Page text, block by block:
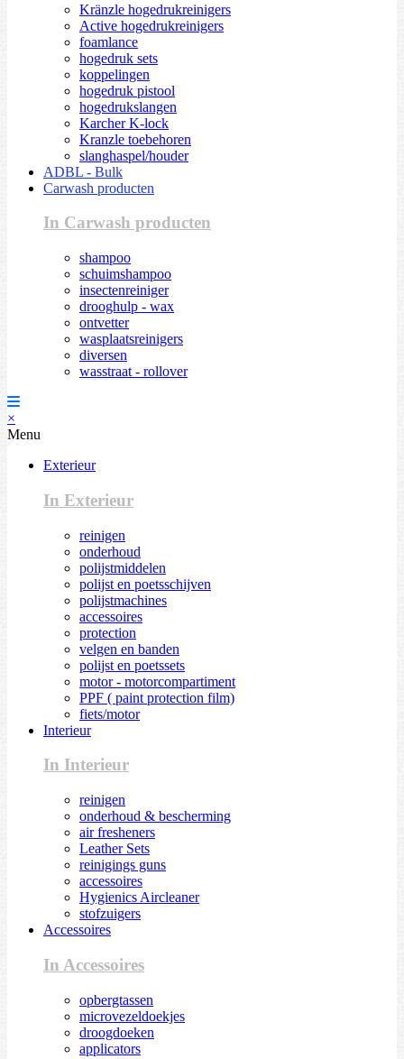
Kränzle hogedrukreinigers
Active hogedrukreinigers
foamlance
hogedruk sets
koppelingen
hogedruk pistool
hogedrukslangen
Karcher K-lock
Kranzle toebehoren
slanghaspel/houder
ADBL - Bulk
Carwash producten
In Carwash producten
shampoo
schuimshampoo
insectenreiniger
drooghulp - wax
ontvetter
wasplaatsreinigers
diversen
wasstraat - rollover
×
Menu
Exterieur
In Exterieur
reinigen
onderhoud
polijstmiddelen
polijst en poetsschijven
polijstmachines
accessoires
protection
velgen en banden
polijst en poetssets
motor - motorcompartiment
PPF ( paint protection film)
fiets/motor
Interieur
In Interieur
reinigen
onderhoud & bescherming
air fresheners
Leather Sets
reinigings guns
accessoires
Hygienics Aircleaner
stofzuigers
Accessoires
In Accessoires
opbergtassen
microvezeldoekjes
droogdoeken
applicators